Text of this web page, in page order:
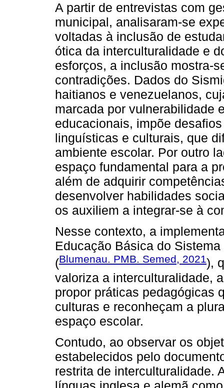
A partir de entrevistas com
municipal, analisaram-se
voltadas à inclusão de
ótica da interculturalidade e
esforços, a inclusão mostra-
contradições. Dados do
haitianos e venezuelanos,
marcada por vulnerabilidade
educacionais, impõe
linguísticas e culturais, que
ambiente escolar. Por outro
espaço fundamental para a
além de adquirir
desenvolver habilidades
os auxiliem a integrar-se à
Nesse contexto, a
Educação Básica do
(Blumenau. PMB. Semed, 2021),
valoriza a interculturalidade,
propor práticas pedagógicas
culturas e reconheçam a
espaço escolar.
Contudo, ao observar os
estabelecidos pelo
restrita de interculturalidade.